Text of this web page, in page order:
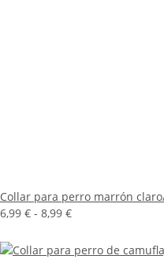
Collar para perro marrón
6,99 € - 8,99 €